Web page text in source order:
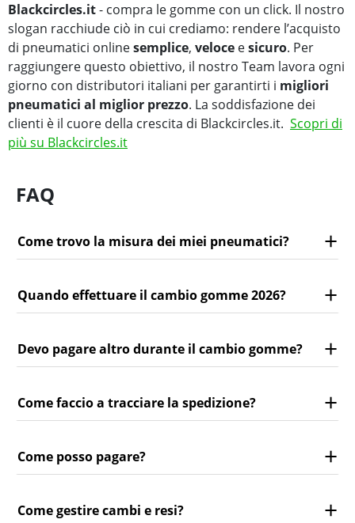
Blackcircles.it- compra le gomme con un click. Il nostro
slogan racchiude ciò in cui crediamo: rendere l’acquisto
di pneumatici onlinesemplice, veloce esicuro. Per
raggiungere questo obiettivo, il nostro Team lavora ogni
giorno con distributori italiani per garantirti i migliori
pneumatici al miglior prezzo. La soddisfazione dei
clienti è il cuore della crescita di Blackcircles.it. Scopri di
più su Blackcircles.it
FAQ
Come trovo la misura dei miei pneumatici?
Quando effettuare il cambio gomme 2026?
Devo pagare altro durante il cambio gomme?
Come faccio a tracciare la spedizione?
Come posso pagare?
Come gestire cambi e resi?